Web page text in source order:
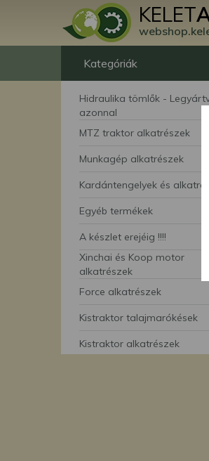
KELET
Kategóriák
Hidraulika tömlők -
azonnal
MTZ traktor alkatrészek
Munkagép alkatrészek
Kardántengelyek és
Egyéb termékek
A készlet erejéig !!!!
Xinchai és Koop motor
alkatrészek
Force alkatrészek
Kistraktor talajmarókések
Kistraktor alkatrészek